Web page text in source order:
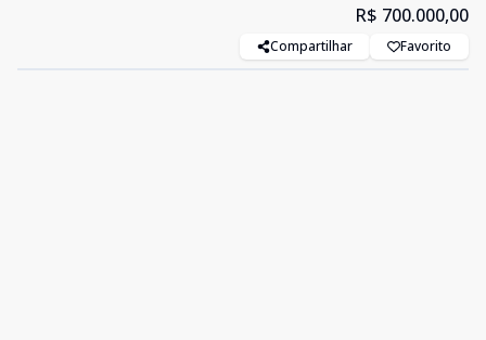
R$ 700.000,00
Compartilhar Favorito